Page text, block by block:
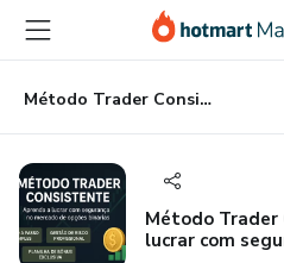
para
conteúdo
principal
para
pagamento
para
rodapé
Método Trader Consistente - Aprenda a lucrar com segurança no mercado de opções binárias + Bônus Exclusivo
Método Trader
lucrar com